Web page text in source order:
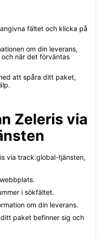
fältet och klicka på
om din leverans,
när det förväntas
att spåra ditt paket,
Zeleris via
via track.global-tjänsten,
i sökfältet.
om din leverans.
paket befinner sig och